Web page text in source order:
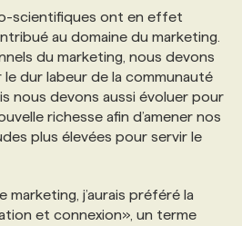
scientifiques ont en effet
au domaine du marketing.
du marketing, nous devons
dur labeur de la communauté
nous devons aussi évoluer pour
richesse afin d’amener nos
plus élevées pour servir le
marketing, j’aurais préféré la
et connexion», un terme